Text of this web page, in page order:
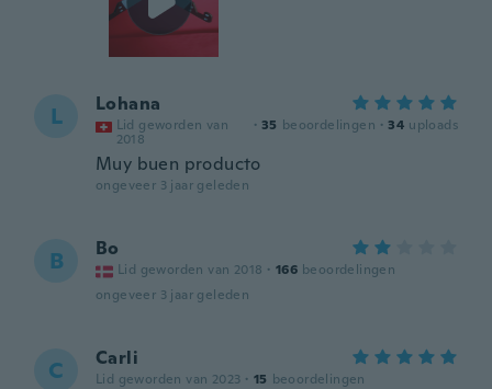
L Lohana
Lid geworden van
2018
· 35 beoordelingen · 34 uploads
Muy buen producto
ongeveer 3 jaar geleden
B Bo
Lid geworden van 2018 · 166 beoordelingen
ongeveer 3 jaar geleden
C Carli
Lid geworden van 2023 · 15 beoordelingen